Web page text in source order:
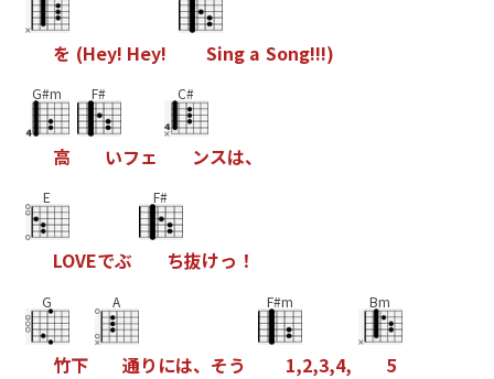
を (Hey! Hey! Sing a Song!!!)
G#m
高
F#
いフェ
C#
ンスは、
E
LOVEでぶ
F#
ち抜けっ ！
G
竹下
A
通り には、 そう
F#m
1,2,3,4,
Bm
5